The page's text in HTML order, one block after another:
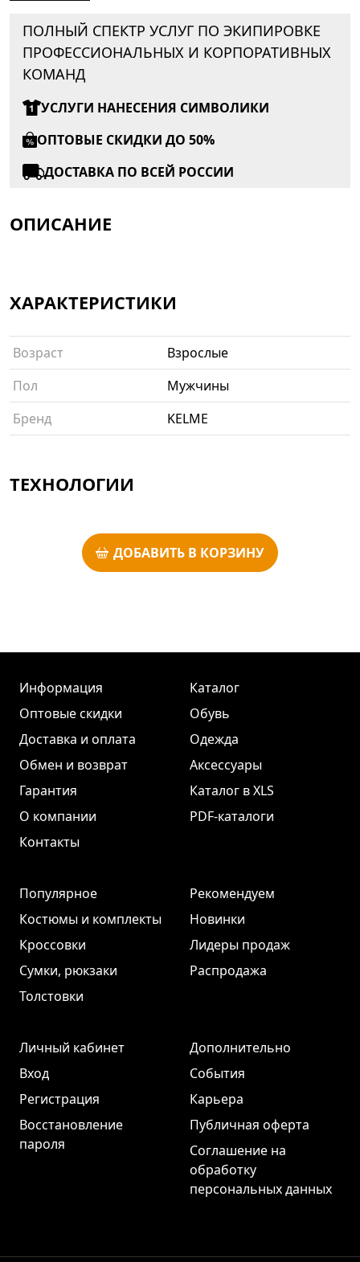
ПОЛНЫЙ СПЕКТР УСЛУГ ПО ЭКИПИРОВКЕ
ПРОФЕССИОНАЛЬНЫХ И КОРПОРАТИВНЫХ
КОМАНД
УСЛУГИ НАНЕСЕНИЯ СИМВОЛИКИ
ОПТОВЫЕ СКИДКИ ДО 50%
ДОСТАВКА ПО ВСЕЙ РОССИИ
ОПИСАНИЕ
ХАРАКТЕРИСТИКИ
Возраст
Взрослые
Пол
Мужчины
Бренд
KELME
ТЕХНОЛОГИИ
ДОБАВИТЬ В КОРЗИНУ
Информация
Оптовые скидки
Доставка и оплата
Обмен и возврат
Гарантия
О компании
Контакты
Каталог
Обувь
Одежда
Аксессуары
Каталог в XLS
PDF-каталоги
Популярное
Костюмы и комплекты
Кроссовки
Сумки, рюкзаки
Толстовки
Рекомендуем
Новинки
Лидеры продаж
Распродажа
Личный кабинет
Вход
Регистрация
Восстановление
пароля
Дополнительно
События
Карьера
Публичная оферта
Соглашение на
обработку
персональных данных